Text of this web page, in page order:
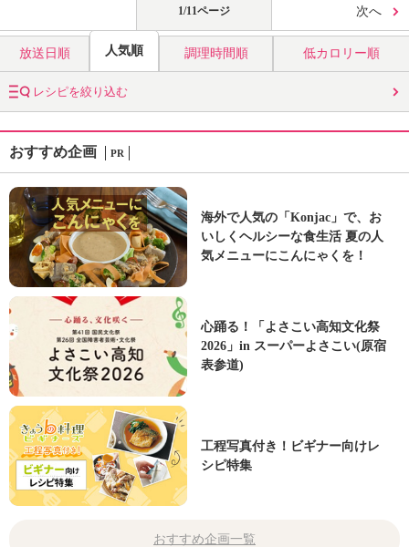
1/11ページ 次へ
放送日順 人気順 調理時間順 低カロリー順
レシピを絞り込む
おすすめ企画 PR
海外で人気の「Konjac」で、お
いしくヘルシーな食生活 夏の人
気メニューにこんにゃくを！
心踊る！「よさこい高知文化祭
2026」in スーパーよさこい(原宿
表参道)
工程写真付き！ビギナー向けレ
シピ特集
おすすめ企画一覧